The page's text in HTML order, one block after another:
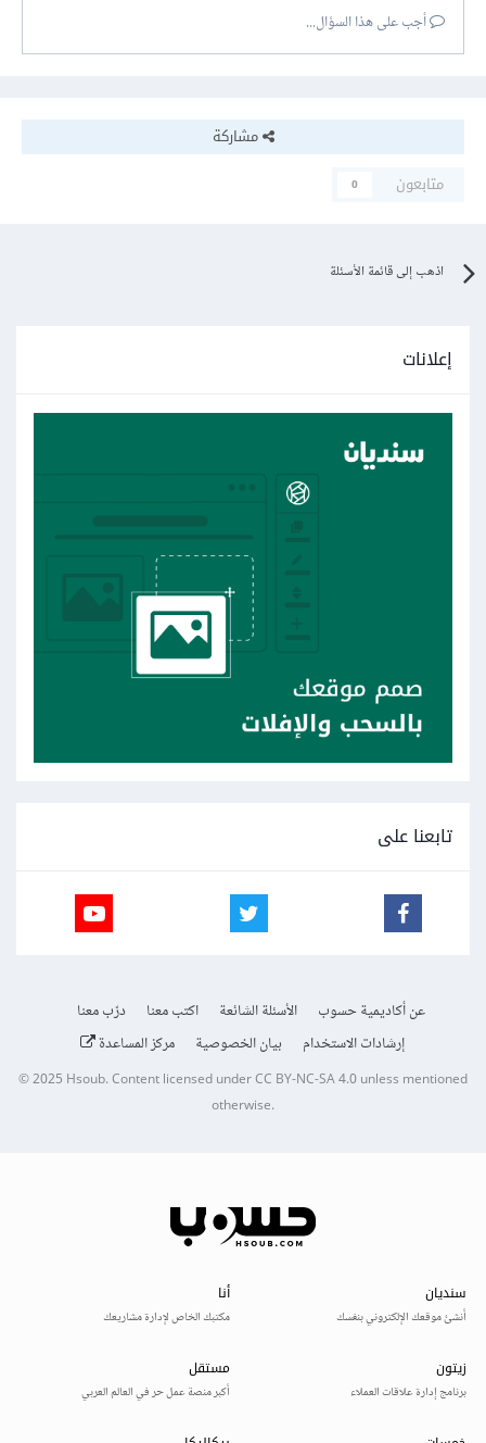
أجب على هذا السؤال...
مشاركة
متابعون
0
اذهب إلى قائمة الأسئلة
إعلانات
تابعنا على
عن أكاديمية حسوب الأسئلة الشائعة اكتب معنا
درّب معنا
إرشادات الاستخدام
بيان الخصوصية مركز المساعدة
© 2025Hsoub.Content licensed underCC BY-NC-SA 4.0unless mentioned
otherwise.